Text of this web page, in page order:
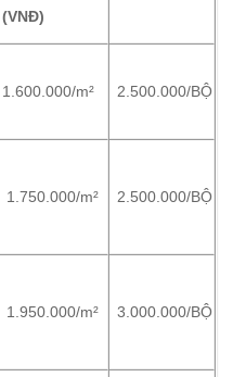
(VNĐ)
1.600.000/m² 2.500.000/BỘ
1.750.000/m² 2.500.000/BỘ
1.950.000/m² 3.000.000/BỘ